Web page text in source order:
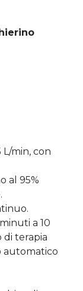
L/min, con
al 95%
a 10
di terapia
automatico